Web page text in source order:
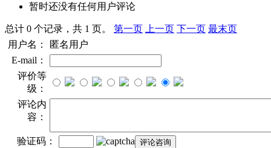
暂时还没有任何用户评论
总计 0 个记录，共 1 页。 第一页 上一页 下一页 最末页
用户名：
匿名用户
E-mail：
评价等
级：
评论内
容：
验证码：